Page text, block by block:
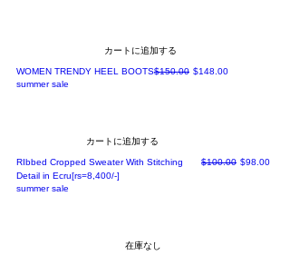
カートに追加する
WOMEN TRENDY HEEL BOOTS通常価格
$150.00 セール価格
$148.00
summer sale
カートに追加する
RIbbed Cropped Sweater With Stitching
Detail in Ecru[rs=8,400/-]
通常価格
$100.00 セール価格
$98.00
summer sale
在庫なし